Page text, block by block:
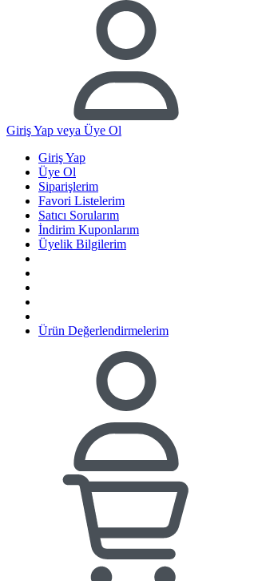
Giriş Yap veya Üye Ol
Giriş Yap
Üye Ol
Siparişlerim
Favori Listelerim
Satıcı Sorularım
İndirim Kuponlarım
Üyelik Bilgilerim
Ürün Değerlendirmelerim